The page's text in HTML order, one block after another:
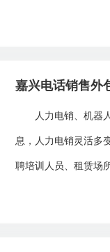
嘉兴电话销售外
人力电销、机器人
息，人力电销灵活多
聘培训人员、租赁